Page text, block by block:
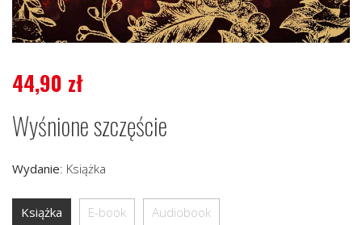
44,90 zł
Wyśnione szczęście
Wydanie: Książka
Książka E-book Audiobook